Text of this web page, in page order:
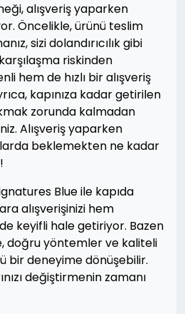
alışveriş yaparken
Öncelikle, ürünü teslim
sizi dolandırıcılık gibi
riskinden
hem de hızlı bir alışveriş
kapınıza kadar getirilen
zorunda kalmadan
Alışveriş yaparken
beklemekten ne kadar
Blue ile kapıda
alışverişinizi hem
keyifli hale getiriyor. Bazen
doğru yöntemler ve kaliteli
bir deneyime dönüşebilir.
değiştirmenin zamanı